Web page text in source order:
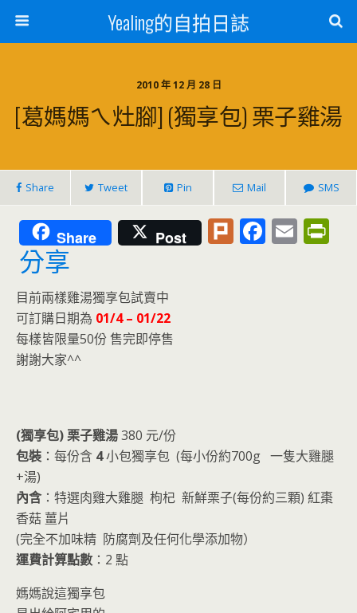
Yealing的自拍日誌
2010 年 12 月 28 日
[葛媽媽ㄟ灶腳] (獨享包) 栗子雞湯
Share Tweet Pin Mail SMS
Share Post Pl F E
分享
目前兩樣雞湯獨享包試賣中
可訂購日期為 01/4 – 01/22
每樣皆限量50份 售完即停售
謝謝大家^^
(獨享包) 栗子雞湯380 元/份
包裝 ：每份含 4小包獨享包 (每小份約700g 一隻大雞腿
+湯)
內含：特選肉雞大雞腿 枸杞 新鮮栗子(每份約三顆) 紅棗
香菇 薑片
(完全不加味精 防腐劑及任何化學添加物）
運費計算點數 ：2 點
媽媽說這獨享包